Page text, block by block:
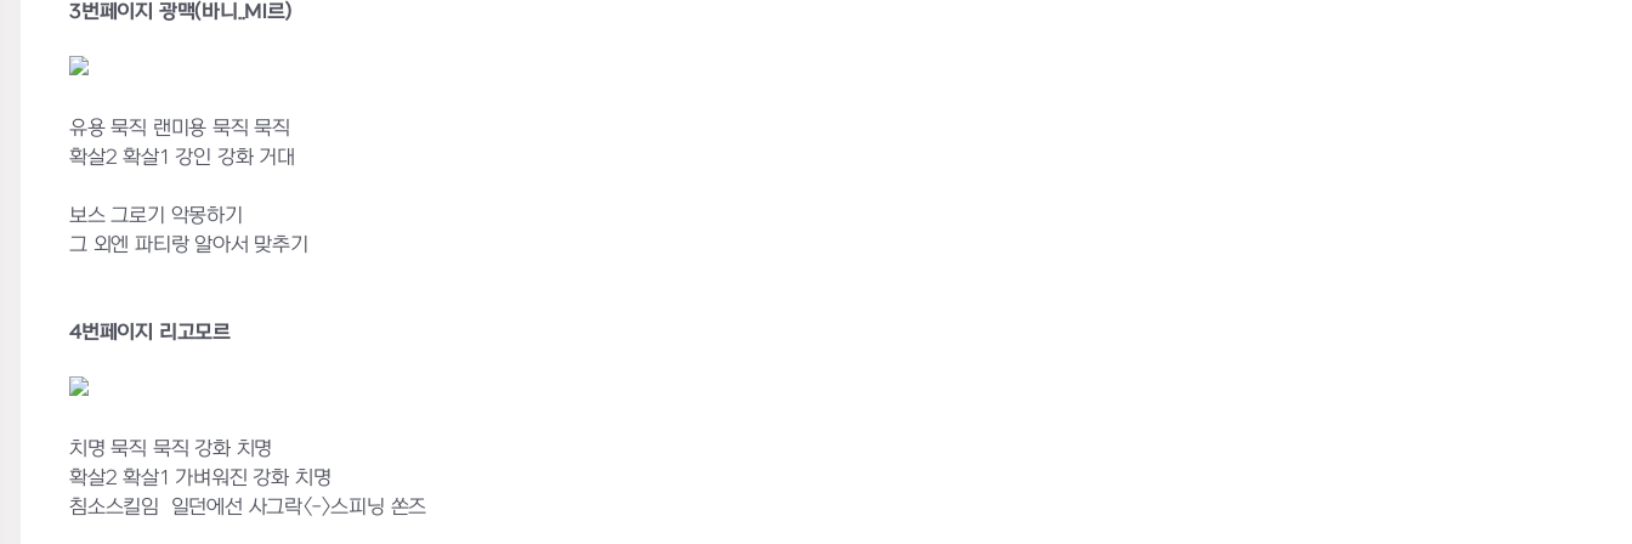
3번페이지 광맥(바니..MI르)
유용 묵직 랜미용 묵직 묵직
확살2 확살1 강인 강화 거대
보스 그로기 악몽하기
그 외엔 파티랑 알아서 맞추기
4번페이지 리고모르
치명 묵직 묵직 강화 치명
확살2 확살1 가벼워진 강화 치명
침소스킬임 일던에선 사그락<->스피닝 쏜즈